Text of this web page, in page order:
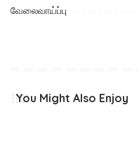
வேலைவாய்ப்பு
You Might Also Enjoy